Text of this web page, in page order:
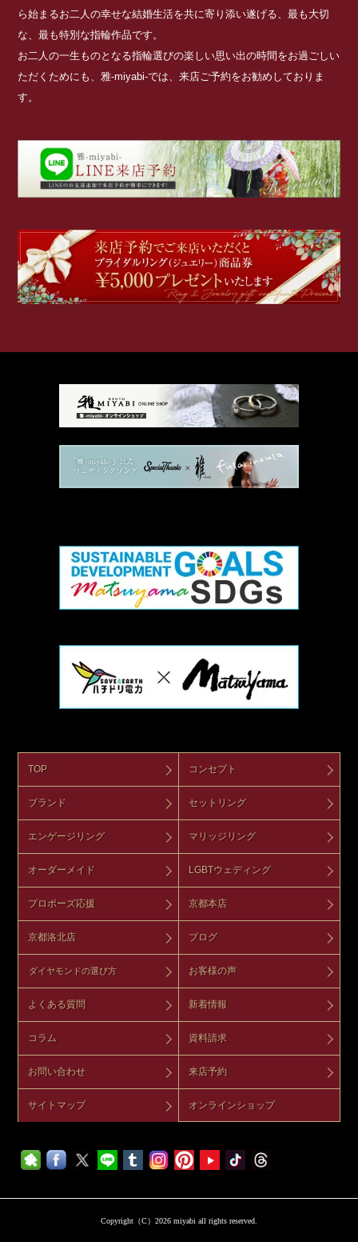
ら始まるお二人の幸せな結婚生活を共に寄り添い遂げる、最も大切
な、最も特別な指輪作品です。
お二人の一生ものとなる指輪選びの楽しい思い出の時間をお過ごしい
ただくためにも、雅-miyabi-では、来店ご予約をお勧めしておりま
す。
TOP コンセプト
ブランド セットリング
エンゲージリング マリッジリング
オーダーメイド LGBTウェディング
プロポーズ応援 京都本店
京都洛北店 ブログ
ダイヤモンドの選び方 お客様の声
よくある質問 新着情報
コラム 資料請求
お問い合わせ 来店予約
サイトマップ オンラインショップ
Copyright（C）2026 miyabi all rights reserved.